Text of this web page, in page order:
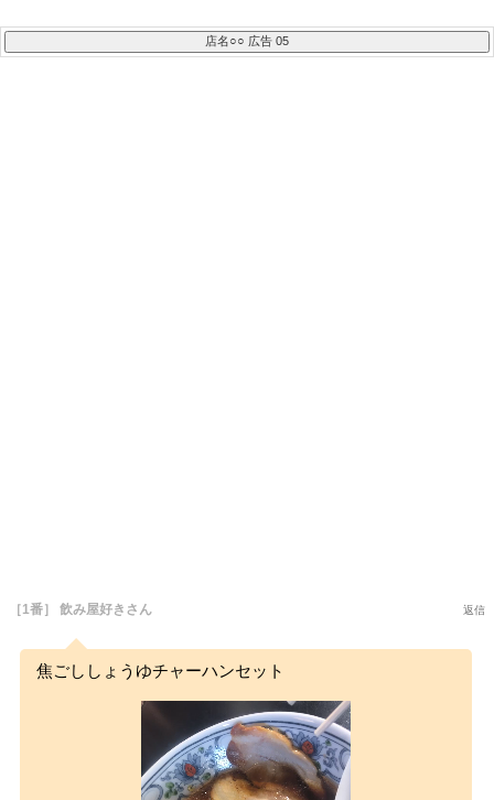
［1番］ 飲み屋好きさん 返信
焦ごししょうゆチャーハンセット